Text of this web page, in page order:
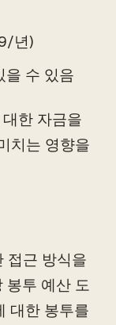
년)
을 수 있음
한 자금을
치는 영향을
접근 방식을
봉투 예산 도
대한 봉투를